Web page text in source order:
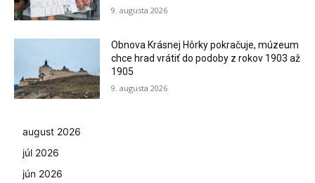
9. augusta 2026
Obnova Krásnej Hôrky pokračuje, múzeum
chce hrad vrátiť do podoby z rokov 1903 až
1905
9. augusta 2026
august 2026
júl 2026
jún 2026